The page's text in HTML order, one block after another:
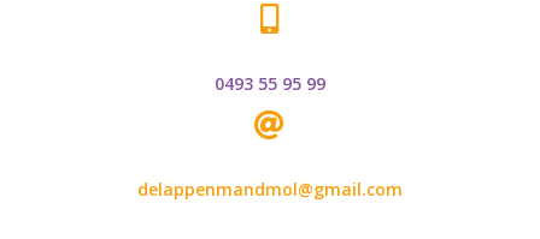

0493 55 95 99

delappenmandmol@gmail.com